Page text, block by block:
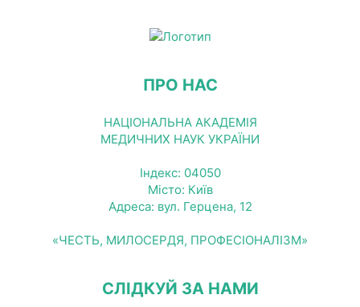
ПРО НАС
НАЦІОНАЛЬНА АКАДЕМІЯ
МЕДИЧНИХ НАУК УКРАЇНИ
Індекс: 04050
Місто: Київ
Адреса: вул. Герцена, 12
«ЧЕСТЬ, МИЛОСЕРДЯ, ПРОФЕСІОНАЛІЗМ»
СЛІДКУЙ ЗА НАМИ